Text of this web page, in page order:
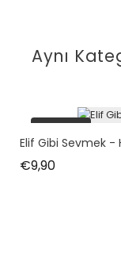
Aynı
tükendi
Elif Gibi Sevmek -
€9,90Fiyat